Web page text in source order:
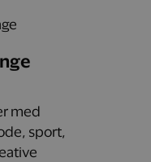
med
sport,